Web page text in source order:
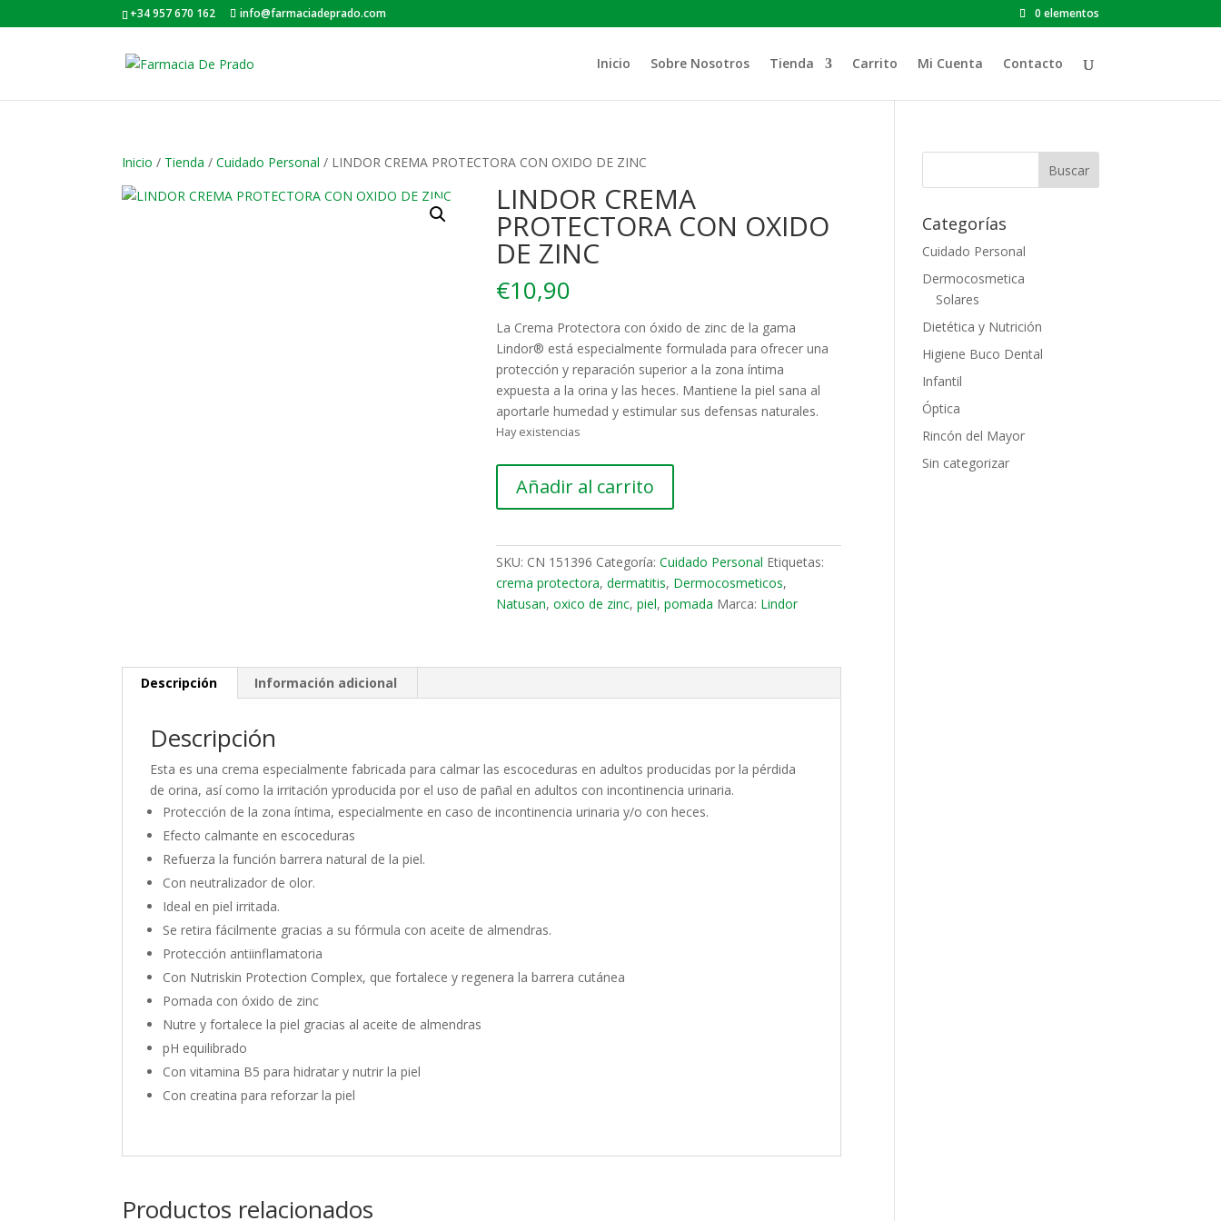
+34 957 670 162 info@farmaciadeprado.com 0 elementos
Inicio Sobre Nosotros Tienda Carrito Mi Cuenta Contacto
Inicio / Tienda /Cuidado Personal / LINDOR CREMA PROTECTORA CON OXIDO DE ZINC
LINDOR CREMA
PROTECTORA CON OXIDO
DE ZINC
€10,90
La Crema Protectora con óxido de zinc de la gama
Lindor® está especialmente formulada para ofrecer una
protección y reparación superior a la zona íntima
expuesta a la orina y las heces. Mantiene la piel sana al
aportarle humedad y estimular sus defensas naturales.
Hay existencias
CREMA
PROTECTORA
OXIDO
DE
ZINC
Añadir al carrito
r
n
a
v
:
SKU: CN 151396 Categoría:Cuidado Personal Etiquetas:
crema protectora,dermatitis, Dermocosmeticos,
Natusan,oxico de zinc,piel,pomada Marca: Lindor
Descripción Información adicional
Descripción
Esta es una crema especialmente fabricada para calmar las escoceduras en adultos producidas por la pérdida
de orina, así como la irritación yproducida por el uso de pañal en adultos con incontinencia urinaria.
Protección de la zona íntima, especialmente en caso de incontinencia urinaria y/o con heces.
Efecto calmante en escoceduras
Refuerza la función barrera natural de la piel.
Con neutralizador de olor.
Ideal en piel irritada.
Se retira fácilmente gracias a su fórmula con aceite de almendras.
Protección antiinflamatoria
Con Nutriskin Protection Complex, que fortalece y regenera la barrera cutánea
Pomada con óxido de zinc
Nutre y fortalece la piel gracias al aceite de almendras
pH equilibrado
Con vitamina B5 para hidratar y nutrir la piel
Con creatina para reforzar la piel
Productos relacionados
Categorías
Cuidado Personal
Dermocosmetica
Solares
Dietética y Nutrición
Higiene Buco Dental
Infantil
Óptica
Rincón del Mayor
Sin categorizar